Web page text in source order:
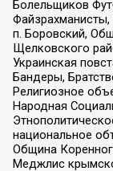
Болельщиков
Файзрахманисты,
п. Боровский,
Щелковского
Украинская
Бандеры,
Религиозное
Народная
национальное
Община
Меджлис